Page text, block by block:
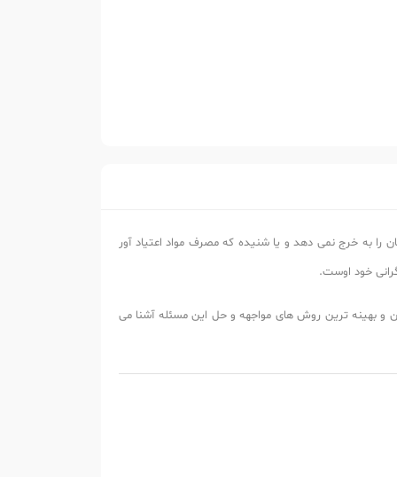
را به خرج نمی دهد و یا شنیده که مصرف مواد اعتیاد آور
خود اوست.
و بهینه ترین روش های مواجهه و حل این مسئله آشنا می